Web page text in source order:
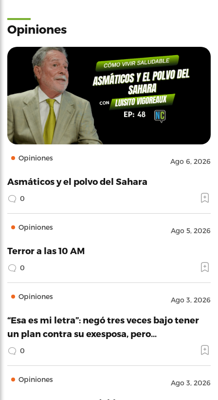
Opiniones
Opiniones Ago 6, 2026
Asmáticos y el polvo del Sahara
0
Opiniones Ago 5, 2026
Terror a las 10 AM
0
Opiniones Ago 3, 2026
“Esa es mi letra”: negó tres veces bajo tener
un plan contra su exesposa, pero…
0
Opiniones Ago 3, 2026